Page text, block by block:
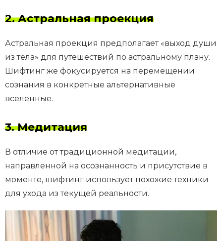
2. Астральная проекция
Астральная проекция предполагает «выход души
из тела» для путешествий по астральному плану.
Шифтинг же фокусируется на перемещении
сознания в конкретные альтернативные
вселенные.
3. Медитация
В отличие от традиционной медитации,
направленной на осознанность и присутствие в
моменте, шифтинг использует похожие техники
для ухода из текущей реальности.